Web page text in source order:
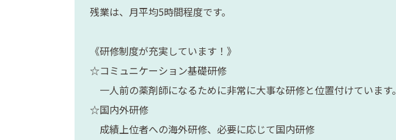
残業は、月平均5時間程度です。
《研修制度が充実しています！》
☆コミュニケーション基礎研修
一人前の薬剤師になるために非常に大事な研修と位置付けています。
☆国内外研修
成績上位者への海外研修、必要に応じて国内研修